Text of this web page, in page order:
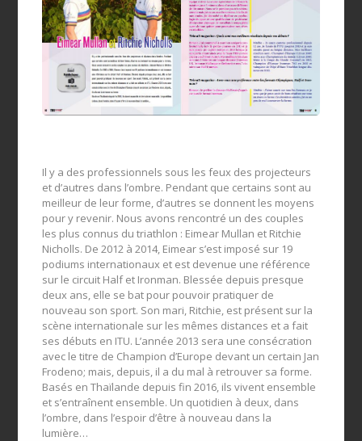
Il y a des professionnels sous les feux des projecteurs
et d’autres dans l’ombre. Pendant que certains sont au
meilleur de leur forme, d’autres se donnent les moyens
pour y revenir. Nous avons rencontré un des couples
les plus connus du triathlon : Eimear Mullan et Ritchie
Nicholls. De 2012 à 2014, Eimear s’est imposé sur 19
podiums internationaux et est devenue une référence
sur le circuit Half et Ironman. Blessée depuis presque
deux ans, elle se bat pour pouvoir pratiquer de
nouveau son sport. Son mari, Ritchie, est présent sur la
scène internationale sur les mêmes distances et a fait
ses débuts en ITU. L’année 2013 sera une consécration
avec le titre de Champion d’Europe devant un certain Jan
Frodeno; mais, depuis, il a du mal à retrouver sa forme.
Basés en Thaïlande depuis fin 2016, ils vivent ensemble
et s’entraînent ensemble. Un quotidien à deux, dans
l’ombre, dans l’espoir d’être à nouveau dans la
lumière…